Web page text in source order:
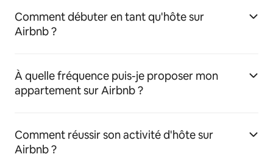
Comment débuter en tant qu'hôte sur
Airbnb ?
À quelle fréquence puis-je proposer mon
appartement sur Airbnb ?
Comment réussir son activité d'hôte sur
Airbnb ?